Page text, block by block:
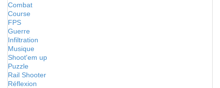
Combat
Course
FPS
Guerre
Infiltration
Musique
Shoot'em up
Puzzle
Rail Shooter
Réflexion